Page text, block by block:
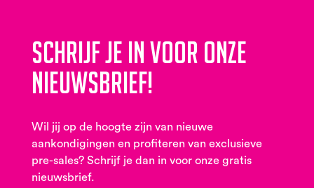
Schrijf je in voor onze
nieuwsbrief!
Wil jij op de hoogte zijn van nieuwe
aankondigingen en profiteren van exclusieve
pre-sales? Schrijf je dan in voor onze gratis
nieuwsbrief.